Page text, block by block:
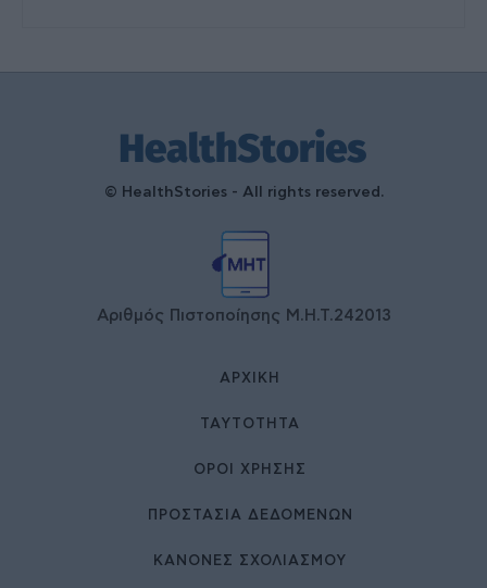
© HealthStories - All rights reserved.
Αριθμός Πιστοποίησης Μ.Η.Τ.242013
ΑΡΧΙΚΉ
ΤΑΥΤΌΤΗΤΑ
ΌΡΟΙ ΧΡΉΣΗΣ
ΠΡΟΣΤΑΣΙΑ ΔΕΔΟΜΕΝΩΝ
ΚΑΝΟΝΕΣ ΣΧΟΛΙΑΣΜΟΥ